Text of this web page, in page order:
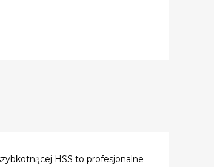
HSS to profesjonalne